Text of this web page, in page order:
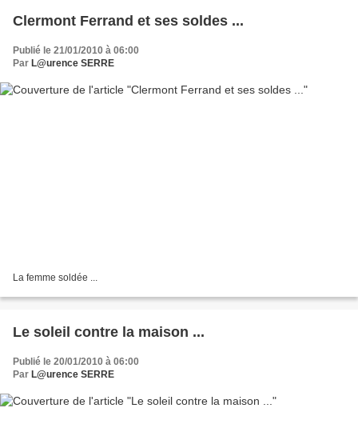
Clermont Ferrand et ses soldes ...
Publié le 21/01/2010 à 06:00
Par L@urence SERRE
La femme soldée ...
Le soleil contre la maison ...
Publié le 20/01/2010 à 06:00
Par L@urence SERRE